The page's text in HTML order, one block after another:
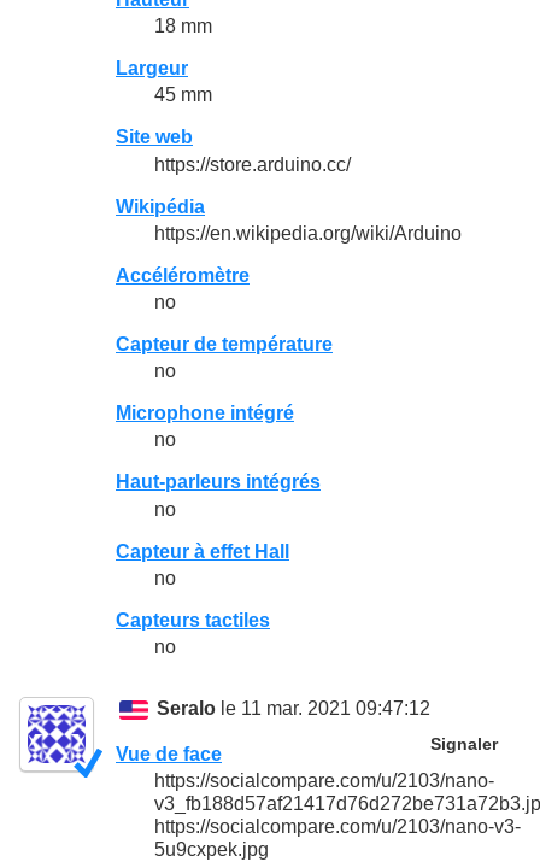
18 mm
Largeur
45 mm
Site web
https://store.arduino.cc/
Wikipédia
https://en.wikipedia.org/wiki/Arduino
Accéléromètre
no
Capteur de température
no
Microphone intégré
no
Haut-parleurs intégrés
no
Capteur à effet Hall
no
Capteurs tactiles
no
Seralo le 11 mar. 2021 09:47:12
Signaler
Vue de face
https://socialcompare.com/u/2103/nano-
https://socialcompare.com/u/2103/nano-v3-
5u9cxpek.jpg